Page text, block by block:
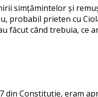
simțămintelor și
probabil prieten cu
făcut când trebuia, ce
din Constituție, eram